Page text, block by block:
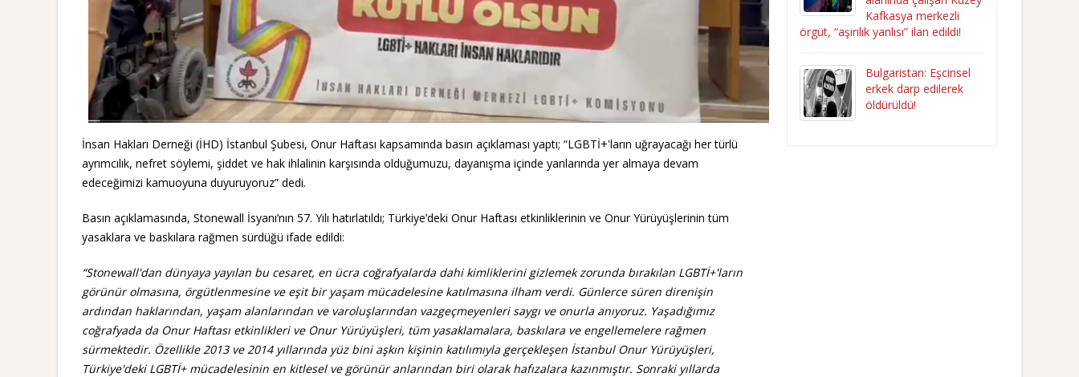
İnsan Hakları Derneği (İHD) İstanbul Şubesi, Onur Haftası kapsamında basın açıklaması yaptı; “LGBTİ+'ların uğrayacağı her türlü
ayrımcılık, nefret söylemi, şiddet ve hak ihlalinin karşısında olduğumuzu, dayanışma içinde yanlarında yer almaya devam
edeceğimizi kamuoyuna duyuruyoruz” dedi.
Basın açıklamasında, Stonewall İsyanı’nın 57. Yılı hatırlatıldı; Türkiye’deki Onur Haftası etkinliklerinin ve Onur Yürüyüşlerinin tüm
yasaklara ve baskılara rağmen sürdüğü ifade edildi:
“Stonewall'dan dünyaya yayılan bu cesaret, en ücra coğrafyalarda dahi kimliklerini gizlemek zorunda bırakılan LGBTİ+'ların
görünür olmasına, örgütlenmesine ve eşit bir yaşam mücadelesine katılmasına ilham verdi. Günlerce süren direnişin
ardından haklarından, yaşam alanlarından ve varoluşlarından vazgeçmeyenleri saygı ve onurla anıyoruz. Yaşadığımız
coğrafyada da Onur Haftası etkinlikleri ve Onur Yürüyüşleri, tüm yasaklamalara, baskılara ve engellemelere rağmen
sürmektedir. Özellikle 2013 ve 2014 yıllarında yüz bini aşkın kişinin katılımıyla gerçekleşen İstanbul Onur Yürüyüşleri,
Türkiye'deki LGBTİ+ mücadelesinin en kitlesel ve görünür anlarından biri olarak hafızalara kazınmıştır. Sonraki yıllarda
Kafkasya merkezli
örgüt, “aşırılık yanlısı” ilan edildi!
Bulgaristan: Eşcinsel
erkek darp edilerek
öldürüldü!